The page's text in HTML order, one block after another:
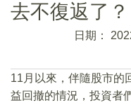
去不復返了？
日期：
11月以來，伴隨股市的
益回撤的情況，投資者